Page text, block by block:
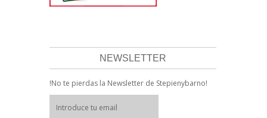
NEWSLETTER
!No te pierdas la Newsletter de Stepienybarno!